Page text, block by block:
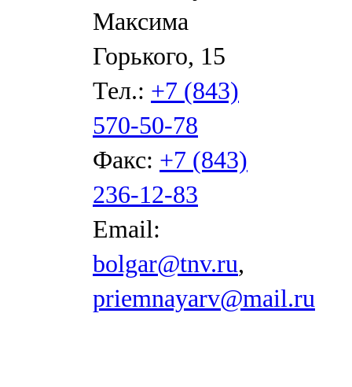
Максима
Горького, 15
Тел.: +7 (843)
570-50-78
Факс: +7 (843)
236-12-83
Email:
bolgar@tnv.ru,
priemnayarv@mail.ru